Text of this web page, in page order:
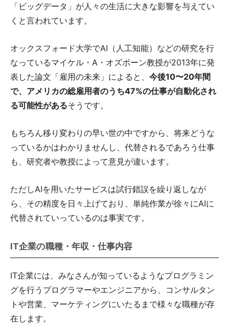
「ビッグデータ」が人々の生活に大きな影響を与えてい
くと言われています。
オックスフォード大学でAI（人工知能）などの研究を行
なっているマイケル・A・オズボーン教授が2013年に発
表した論文「雇用の未来」によると、 今後10〜20年間
で、アメリカの総雇用者のうち47%の仕事が自動化され
る可能性があるそうです。
もちろん移り変わりの早い世の中ですから、将来どうな
っているかはわかりませんし、代替されるであろう仕事
も、研究者や教授によって意見が違います。
ただしAIを用いたサービスは試行錯誤を繰り返しなが
ら、その精度を日々上げており、単純作業が徐々にAIに
代替されていっているのは事実です。
IT企業の職種・年収・仕事内容
IT企業には、みなさんが知っているようなプログラミン
グを行うプログラマーやエンジニアから、コンサルタン
トや営業、マーケティングにいたるまで様々な職種が存
在します。